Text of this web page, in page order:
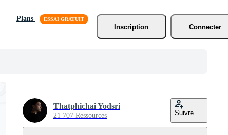
Plans
Inscription
Connecter
Thatphichai Yodsri
21 707 Ressources Suivre